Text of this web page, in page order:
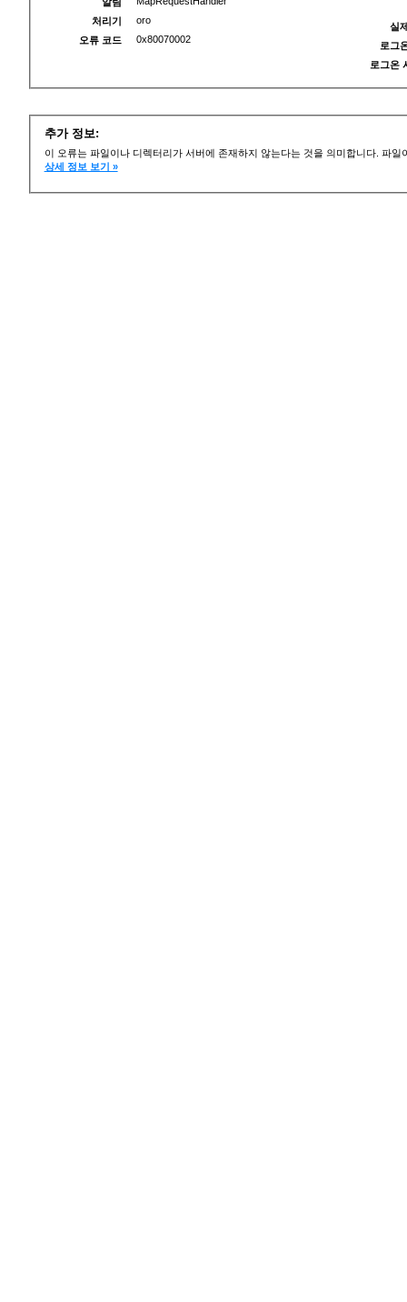
처리기
oro
오류 코드
0x80070002
실
로그
로그온
추가 정보:
이 오류는 파일이나 디렉터리가 서버에 존재하지 않는다는 것을 의미합니다. 파
상세 정보 보기 »